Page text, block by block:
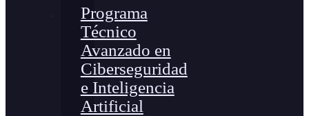
Programa
Técnico
Avanzado en
Ciberseguridad
e Inteligencia
Artificial